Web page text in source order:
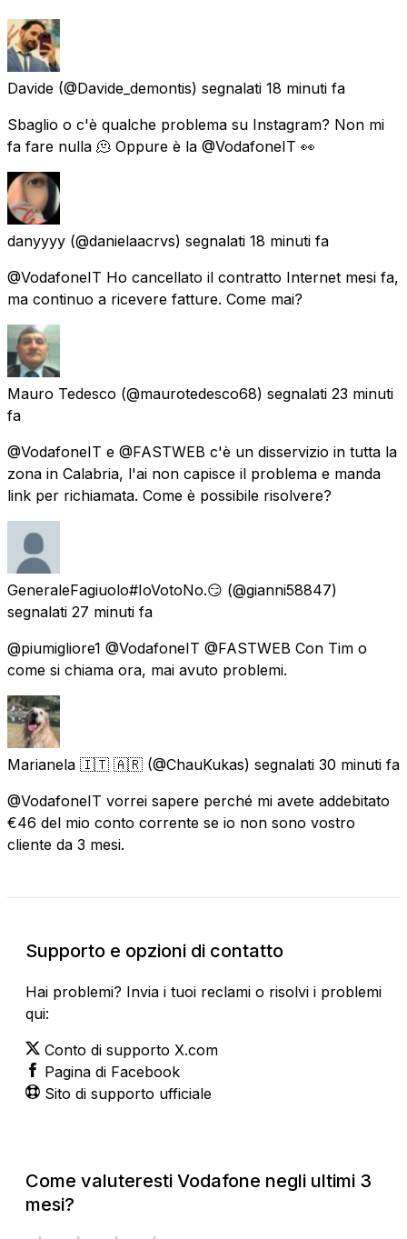
Davide (@Davide_demontis) segnalati 18 minuti fa
Sbaglio o c'è qualche problema su Instagram? Non mi
fa fare nulla 🫠 Oppure è la @VodafoneIT 👀
danyyyy (@danielaacrvs) segnalati 18 minuti fa
@VodafoneIT Ho cancellato il contratto Internet mesi fa,
ma continuo a ricevere fatture. Come mai?
Mauro Tedesco (@maurotedesco68) segnalati 23 minuti
fa
@VodafoneIT e @FASTWEB c'è un disservizio in tutta la
zona in Calabria, l'ai non capisce il problema e manda
link per richiamata. Come è possibile risolvere?
GeneraleFagiuolo#IoVotoNo.😏 (@gianni58847)
segnalati 27 minuti fa
@piumigliore1 @VodafoneIT @FASTWEB Con Tim o
come si chiama ora, mai avuto problemi.
Marianela 🇮🇹 🇦🇷 (@ChauKukas) segnalati 30 minuti fa
@VodafoneIT vorrei sapere perché mi avete addebitato
€46 del mio conto corrente se io non sono vostro
cliente da 3 mesi.
Supporto e opzioni di contatto
Hai problemi? Invia i tuoi reclami o risolvi i problemi
qui:
Conto di supporto X.com
Pagina di Facebook
Sito di supporto ufficiale
Come valuteresti Vodafone negli ultimi 3
mesi?